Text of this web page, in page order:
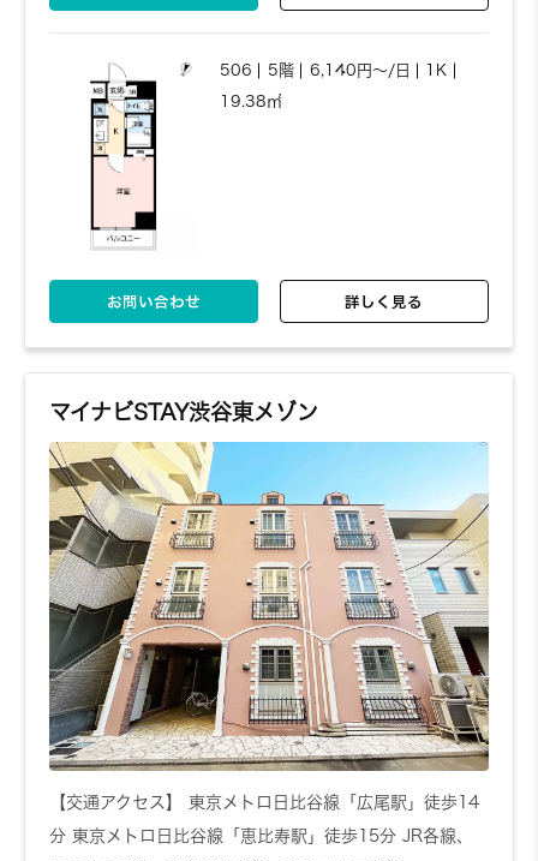
506 5階 6,140円～/日
1K
19.38㎡
お問い合わせ 詳しく見る
マイナビSTAY渋谷東メゾン
【交通アクセス】 東京メトロ日比谷線「広尾駅」徒歩14
分 東京メトロ日比谷線「恵比寿駅」徒歩15分 JR各線、